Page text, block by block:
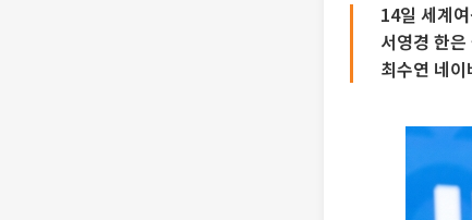
14일 세계
서영경 한
최수연 네